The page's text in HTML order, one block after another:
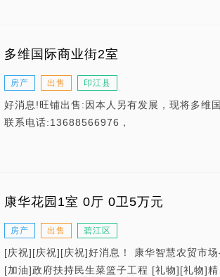
多维国际商业街2室
房产 出售 印江县
好消息!旺铺出售:因本人另有发展，现将多维
联系电话:13688566976，
康华花园1室 0厅 0卫5万元
房产 出售 碧江区
[庆祝][庆祝][庆祝]好消息！ 康华智慧农贸市
[加油]政府扶持民生菜篮子工程 [礼物][礼物]